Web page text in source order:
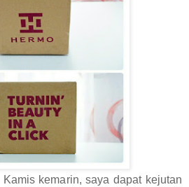
kemarin, saya dapat kejutan